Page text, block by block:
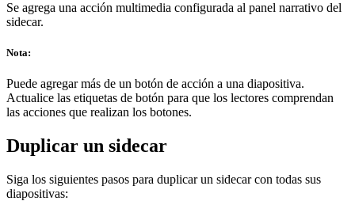
Se agrega una acción multimedia configurada al panel narrativo del
sidecar.
Nota:
Puede agregar más de un botón de acción a una diapositiva.
Actualice las etiquetas de botón para que los lectores comprendan
las acciones que realizan los botones.
Duplicar un sidecar
Siga los siguientes pasos para duplicar un sidecar con todas sus
diapositivas: